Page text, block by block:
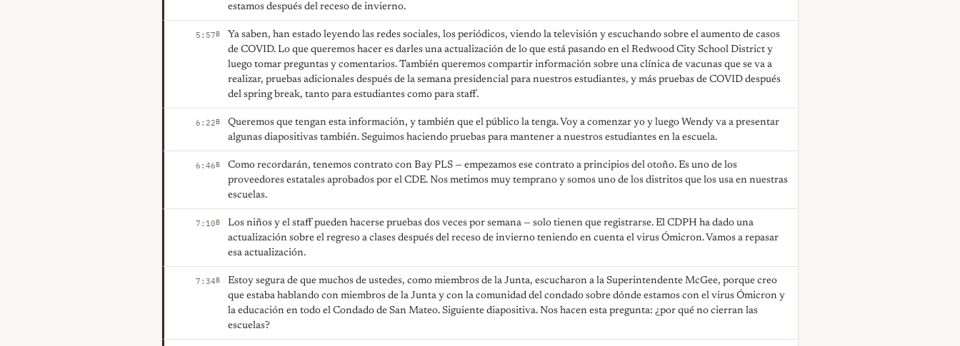
estamos después del receso de invierno.
5:57B
Ya saben, han estado leyendo las redes sociales, los periódicos, viendo la televisión y escuchando sobre el aumento de casos
de COVID. Lo que queremos hacer es darles una actualización de lo que está pasando en el Redwood City School District y
luego tomar preguntas y comentarios. También queremos compartir información sobre una clínica de vacunas que se va a
realizar, pruebas adicionales después de la semana presidencial para nuestros estudiantes, y más pruebas de COVID después
del spring break, tanto para estudiantes como para staff.
6:22B
Queremos que tengan esta información, y también que el público la tenga. Voy a comenzar yo y luego Wendy va a presentar
algunas diapositivas también. Seguimos haciendo pruebas para mantener a nuestros estudiantes en la escuela.
6:46B
Como recordarán, tenemos contrato con Bay PLS — empezamos ese contrato a principios del otoño. Es uno de los
proveedores estatales aprobados por el CDE. Nos metimos muy temprano y somos uno de los distritos que los usa en nuestras
escuelas.
7:10B
Los niños y el staff pueden hacerse pruebas dos veces por semana — solo tienen que registrarse. El CDPH ha dado una
actualización sobre el regreso a clases después del receso de invierno teniendo en cuenta el virus Ómicron. Vamos a repasar
esa actualización.
7:34B
Estoy segura de que muchos de ustedes, como miembros de la Junta, escucharon a la Superintendente McGee, porque creo
que estaba hablando con miembros de la Junta y con la comunidad del condado sobre dónde estamos con el virus Ómicron y
la educación en todo el Condado de San Mateo. Siguiente diapositiva. Nos hacen esta pregunta: ¿por qué no cierran las
escuelas?